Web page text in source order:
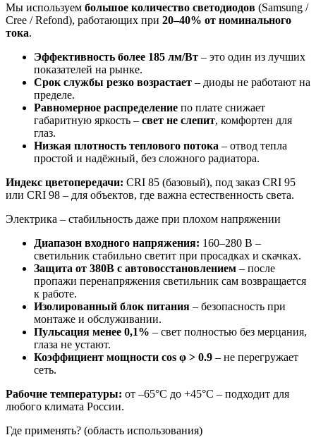
Мы используем большое количество светодиодов (Samsung /
Cree / Refond), работающих при 20–40% от номинального
тока.
Эффективность более 185 лм/Вт – это один из лучших
показателей на рынке.
Срок службы резко возрастает – диоды не работают на
пределе.
Равномерное распределение по плате снижает
габаритную яркость – свет не слепит, комфортен для
глаз.
Низкая плотность теплового потока – отвод тепла
простой и надёжный, без сложного радиатора.
Индекс цветопередачи: CRI 85 (базовый), под заказ CRI 95
или CRI 98 – для объектов, где важна естественность света.
Электрика – стабильность даже при плохом напряжении
Диапазон входного напряжения: 160–280 В –
светильник стабильно светит при просадках и скачках.
Защита от 380В с автовосстановлением – после
пропажи перенапряжения светильник сам возвращается
к работе.
Изолированный блок питания – безопасность при
монтаже и обслуживании.
Пульсация менее 0,1% – свет полностью без мерцания,
глаза не устают.
Коэффициент мощности cos φ > 0.9 – не перегружает
сеть.
Рабочие температуры: от –65°C до +45°C – подходит для
любого климата России.
Где применять? (область использования)